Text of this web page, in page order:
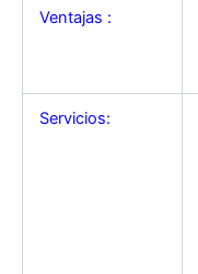
Ventajas :
Servicios: